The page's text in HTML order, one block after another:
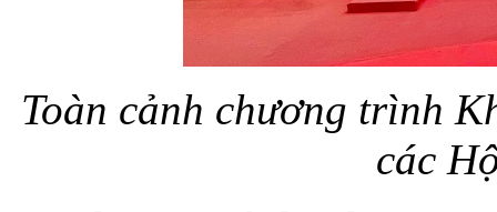
Toàn cảnh chương trình
các